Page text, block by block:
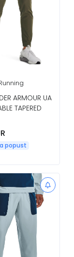
ARMOUR UA
TAPERED
popust